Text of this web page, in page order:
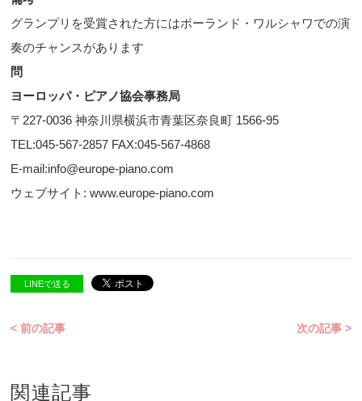
グランプリを受賞された方にはポーランド・ワルシャワでの演
奏のチャンスがあります
問
ヨーロッパ・ピアノ協会事務局
〒227-0036 神奈川県横浜市青葉区奈良町 1566-95
TEL:045-567-2857 FAX:045-567-4868
E-mail:info@europe-piano.com
ウェブサイト: www.europe-piano.com
LINEで送る
< 前の記事 次の記事 >
関連記事